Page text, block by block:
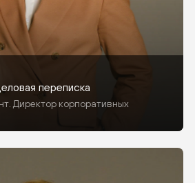
переписка
Директор корпоративных